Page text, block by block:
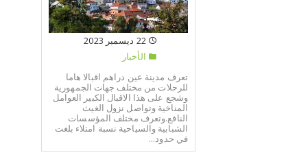
الأخبار
تعرف مدينة عين دراهم اقبالا هاما
للرحلات من مختلف جهات الجمهورية
وشجع على هذا الاقبال الكبير العوامل
المناخية وتواصل نزول الغيث
النافع.وتعرف مختلف المؤسسات
الشبابية والسياحية نسبة امتلاء بلغت
في حدود...